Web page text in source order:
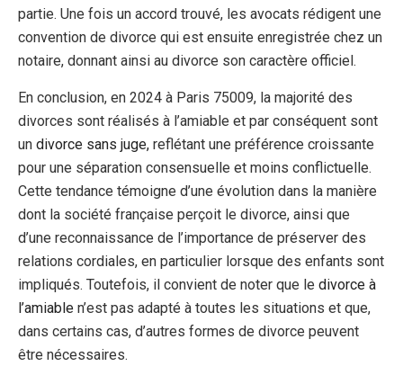
partie. Une fois un accord trouvé, les avocats rédigent une
convention de divorce qui est ensuite enregistrée chez un
notaire, donnant ainsi au divorce son caractère officiel.
En conclusion, en 2024 à Paris 75009, la majorité des
divorces sont réalisés à l’amiable et par conséquent sont
un divorce sans juge, reflétant une préférence croissante
pour une séparation consensuelle et moins conflictuelle.
Cette tendance témoigne d’une évolution dans la manière
dont la société française perçoit le divorce, ainsi que
d’une reconnaissance de l’importance de préserver des
relations cordiales, en particulier lorsque des enfants sont
impliqués. Toutefois, il convient de noter que le divorce à
l’amiable n’est pas adapté à toutes les situations et que,
dans certains cas, d’autres formes de divorce peuvent
être nécessaires.